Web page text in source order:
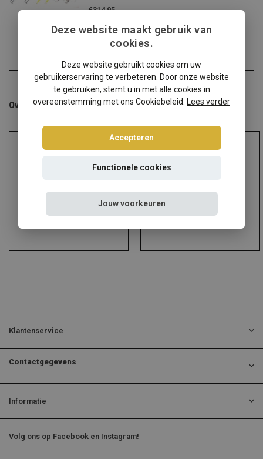
€314,95
Overige categorieën in Schroefsets
Audi Alfa Romeo
Klantenservice
Contactgegevens
Informatie
Volg ons op Facebook en Instagram!
Deze website maakt gebruik van
cookies.
Deze website gebruikt cookies om uw
gebruikerservaring te verbeteren. Door onze website
te gebruiken, stemt u in met alle cookies in
overeenstemming met ons Cookiebeleid.
Lees verder
Accepteren
Functionele cookies
Jouw voorkeuren